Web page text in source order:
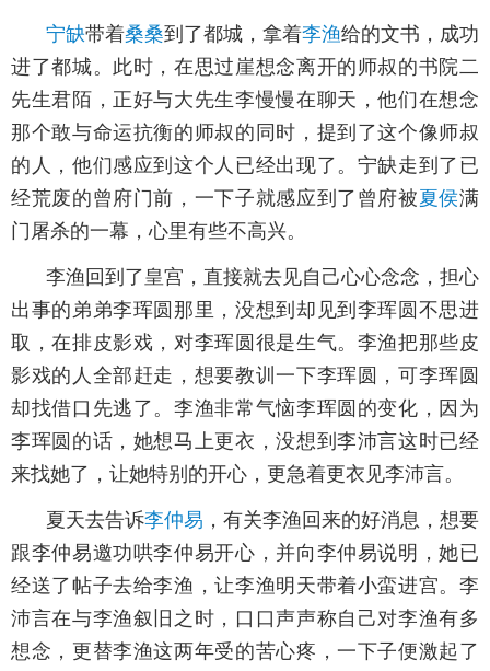
宁缺带着桑桑到了都城，拿着李渔给的文书，成功
进了都城。此时，在思过崖想念离开的师叔的书院二
先生君陌，正好与大先生李慢慢在聊天，他们在想念
那个敢与命运抗衡的师叔的同时，提到了这个像师叔
的人，他们感应到这个人已经出现了。宁缺走到了已
经荒废的曾府门前，一下子就感应到了曾府被夏侯满
门屠杀的一幕，心里有些不高兴。
李渔回到了皇宫，直接就去见自己心心念念，担心
出事的弟弟李珲圆那里，没想到却见到李珲圆不思进
取，在排皮影戏，对李珲圆很是生气。李渔把那些皮
影戏的人全部赶走，想要教训一下李珲圆，可李珲圆
却找借口先逃了。李渔非常气恼李珲圆的变化，因为
李珲圆的话，她想马上更衣，没想到李沛言这时已经
来找她了，让她特别的开心，更急着更衣见李沛言。
夏天去告诉李仲易 ，有关李渔回来的好消息，想要
跟李仲易邀功哄李仲易开心，并向李仲易说明，她已
经送了帖子去给李渔，让李渔明天带着小蛮进宫。李
沛言在与李渔叙旧之时，口口声声称自己对李渔有多
想念，更替李渔这两年受的苦心疼，一下子便激起了